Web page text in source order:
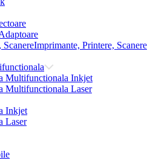
Imprimante, Printere, Scanere
Multifunctionala Inkjet
Multifunctionala Laser
Inkjet
Laser